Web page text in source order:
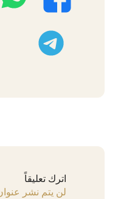
اترك تعليقاً
لن يتم نشر